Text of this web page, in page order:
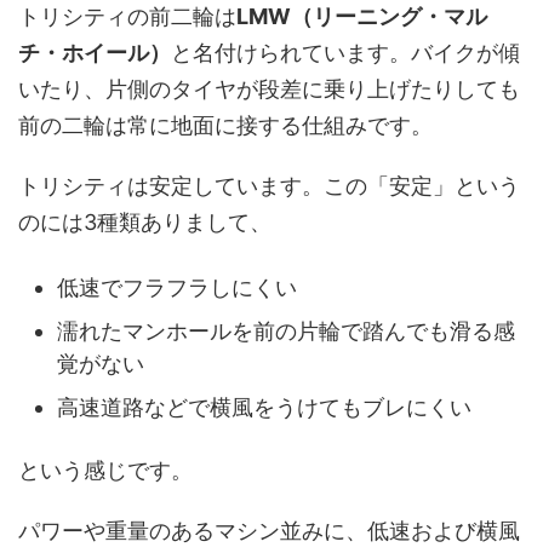
トリシティの前二輪はLMW（リーニング・マル
チ・ホイール）
と名付けられています。バイクが傾
いたり、片側のタイヤが段差に乗り上げたりしても
前の二輪は常に地面に接する仕組みです。
トリシティは安定しています。この「安定」という
のには3種類ありまして、
低速でフラフラしにくい
濡れたマンホールを前の片輪で踏んでも滑る感
覚がない
高速道路などで横風をうけてもブレにくい
という感じです。
パワーや重量のあるマシン並みに、低速および横風